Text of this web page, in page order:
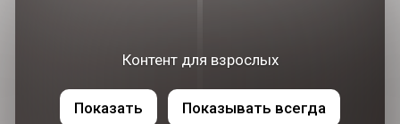
Контент для взрослых
Показать Показывать всегда